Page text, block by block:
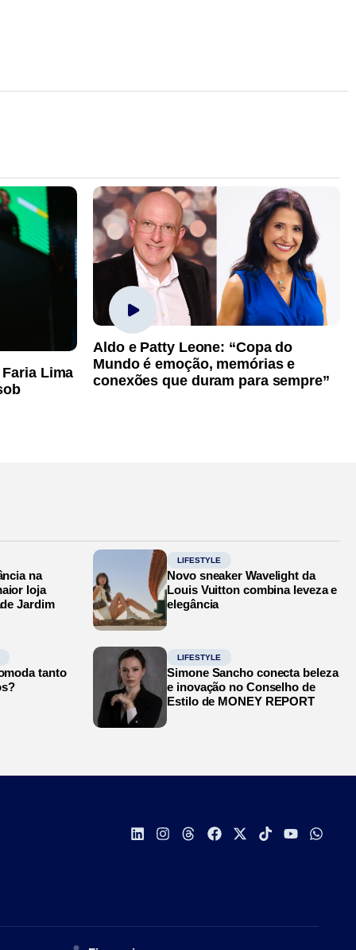
Lima
Aldo e Patty Leone: “Copa do
Mundo é emoção, memórias e
conexões que duram para sempre”
na
loja
Jardim
LIFESTYLE
Novo sneaker Wavelight da
Louis Vuitton combina leveza e
elegância
tanto
LIFESTYLE
Simone Sancho conecta beleza
e inovação no Conselho de
Estilo de MONEY REPORT